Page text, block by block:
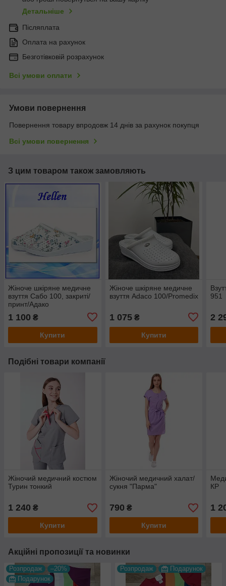
Детальніше
Післяплата
Оплата на рахунок
Безготівковій розрахунок
Всі умови оплати
Умови повернення
Повернення товару впродовж 14 днів за рахунок покупця
Всі умови повернення
З цим товаром також замовляють
Жіноче шкіряне медичне
взуття Сабо 100, закриті/
принт/Адако
1 100 ₴
Купити
Жіноче шкіряне медичне
взуття Adaco 100/Promedix
1 075₴
Купити
951
2
Подібні товари компанії
Жіночий медичний костюм
Турин тонкий
1 240 ₴
Купити
Жіночий медичний халат/
сукня "Парма"
790 ₴
Купити
КР
1
Акційні пропозиції та новинки
Розпродаж
–20%
Подарунок
Розпродаж Подарунок